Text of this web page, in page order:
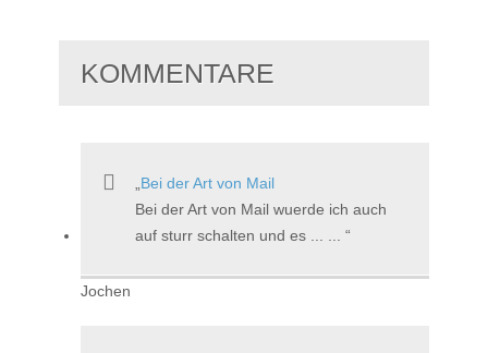
KOMMENTARE
Bei der Art von Mail
Bei der Art von Mail wuerde ich auch
auf sturr schalten und es ... ...
Jochen